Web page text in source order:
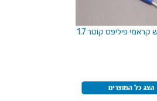
פיליפס קוטר 1.7